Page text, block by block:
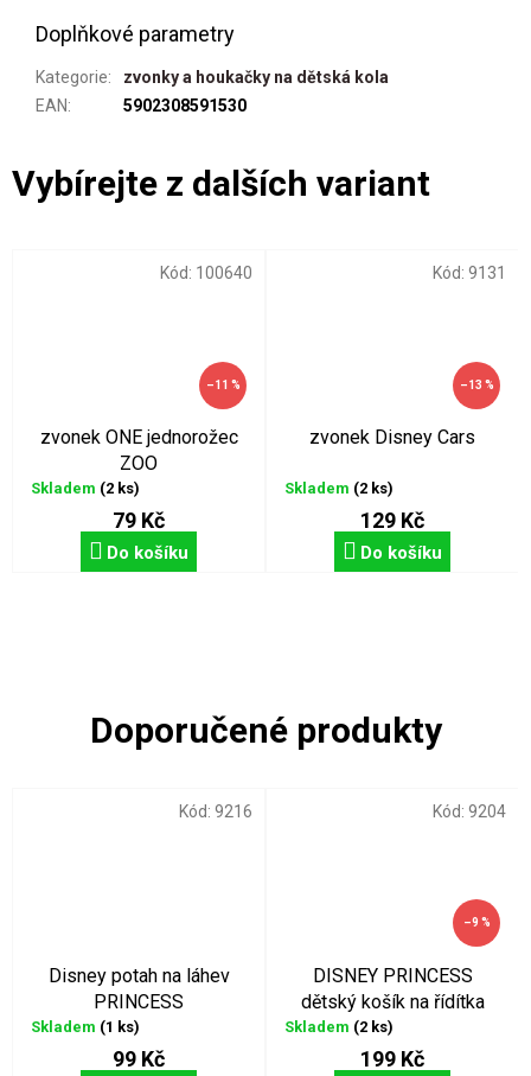
Disney potah na láhev
PRINCESS
Skladem (1 ks)
99 Kč
Kód: 9216
–9 %
DISNEY PRINCESS
dětský košík na řídítka
Skladem (2 ks)
199 Kč
Kód: 9204
Doplňkové parametry
Kategorie:
zvonky a houkačky na dětská kola
EAN: 5902308591530
–11 %
zvonek ONE jednorožec
ZOO
Skladem (2 ks)
79 Kč
Do košíku
Kód: 100640
–13 %
zvonek Disney Cars
Skladem (2 ks)
129 Kč
Do košíku
Kód: 9131